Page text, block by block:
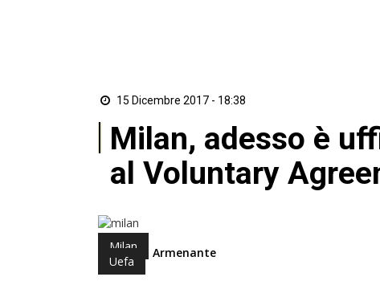
15 Dicembre 2017 - 18:38
Milan, adesso è
al Voluntary
Milan
Uefa
di Nando Armenante